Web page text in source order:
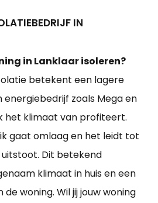
IN
in Lanklaar isoleren?
betekent een lagere
zoals Mega en
het klimaat van profiteert.
gaat omlaag en het leidt tot
Dit betekend
klimaat in huis en een
woning. Wil jij jouw woning